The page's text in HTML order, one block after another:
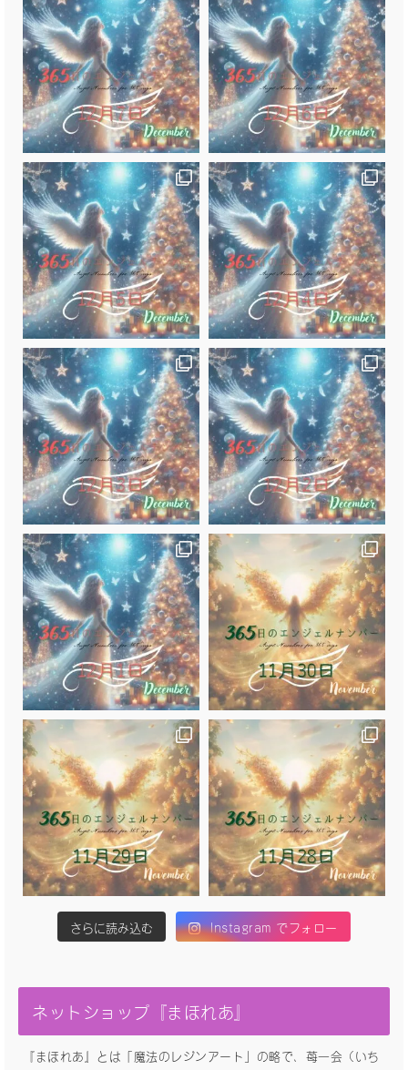
さらに読み込む Instagram でフォロー
ネットショップ『まほれあ』
『まほれあ』とは「魔法のレジンアート」の略で、苺一会（いち